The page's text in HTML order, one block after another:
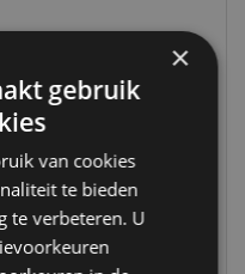
Pluche Adoramals
Luipaard
EPP35
voorraad
×
gebruik
van cookies
te bieden
te verbeteren. U